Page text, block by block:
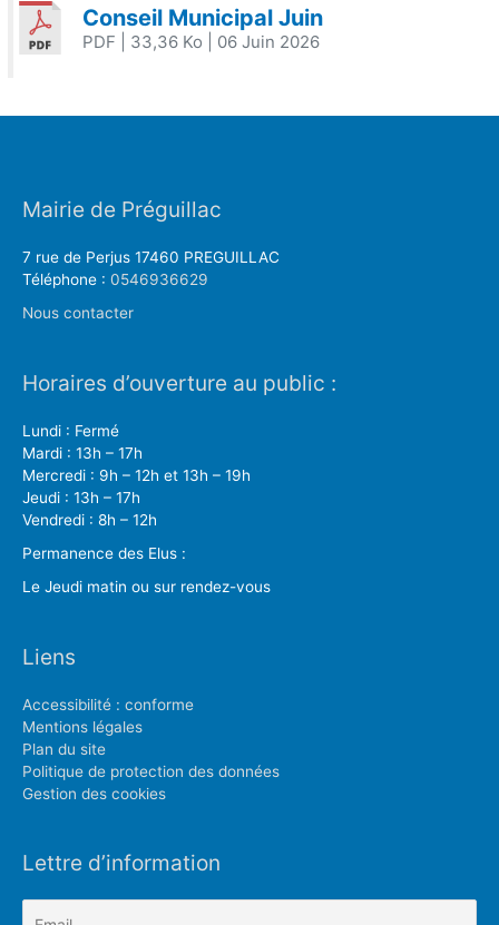
Conseil Municipal Juin
PDF | 33,36 Ko | 06 Juin 2026
Mairie de Préguillac
7 rue de Perjus 17460 PREGUILLAC
Téléphone : 0546936629
Nous contacter
Horaires d’ouverture au public :
Lundi : Fermé
Mardi : 13h – 17h
Mercredi : 9h – 12h et 13h – 19h
Jeudi : 13h – 17h
Vendredi : 8h – 12h
Permanence des Elus :
Le Jeudi matin ou sur rendez-vous
Liens
Accessibilité : conforme
Mentions légales
Plan du site
Politique de protection des données
Gestion des cookies
Lettre d’information